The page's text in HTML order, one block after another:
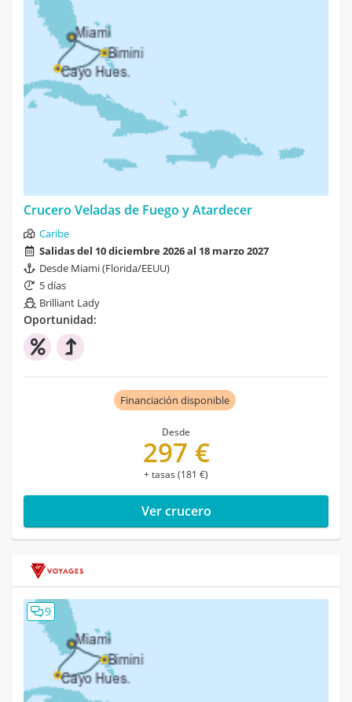
Crucero Veladas de Fuego y Atardecer
Caribe
Salidas del 10 diciembre 2026 al 18 marzo 2027
Desde Miami (Florida/EEUU)
5 días
Brilliant Lady
Oportunidad:
Financiación disponible
Desde
297 €
+ tasas (181 €)
Ver crucero
9